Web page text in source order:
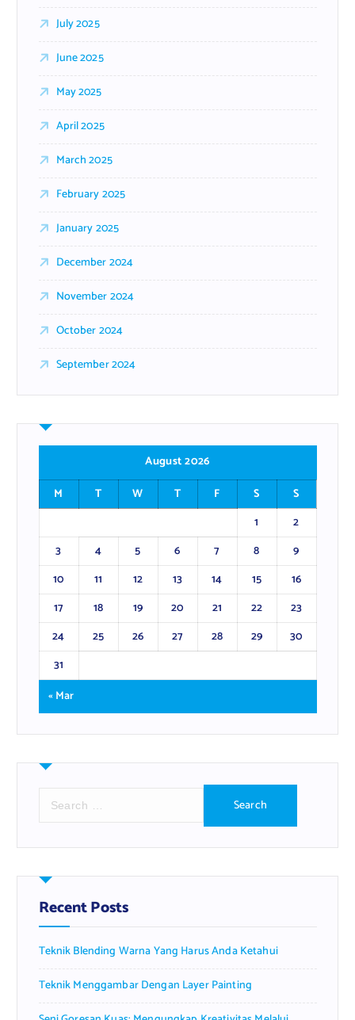
July 2025
June 2025
May 2025
April 2025
March 2025
February 2025
January 2025
December 2024
November 2024
October 2024
September 2024
August 2026
M
T W T F S
S
1
2
3
4 5 6 7 8
9
10
11 12 13 14 15
16
17
18 19 20 21 22
23
24
25 26 27 28 29
30
31
« Mar
r
h
f
o
:
Recent Posts
Teknik Blending Warna Yang Harus Anda Ketahui
Teknik Menggambar Dengan Layer Painting